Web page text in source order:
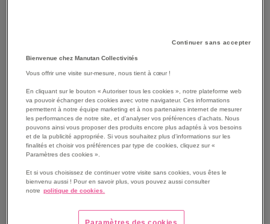
SKIP
BEGINNING
IMAGES
Les avantages
Améliorez votre posture et votre confort au bureau
comme à la maison avec le bras double pour écran et
ordinateur portable Leitz Ergo.
Il favorise l'alignement des yeux, réduit la tension au
niveau du cou et des épaules, pour une position
Peu encombrant, il convient parfaitement à des petits
Continuer sans accepter
Bienvenue chez Manutan Collectivités
Vous offrir une visite sur-mesure, nous tient à cœur !
En cliquant sur le bouton « Autoriser tous les cookies », notre plateforme web
va pouvoir échanger des cookies avec votre navigateur. Ces informations
permettent à notre équipe marketing et à nos partenaires internet de mesurer
les performances de notre site, et d'analyser vos préférences d'achats. Nous
pouvons ainsi vous proposer des produits encore plus adaptés à vos besoins
et de la publicité appropriée. Si vous souhaitez plus d'informations sur les
finalités et choisir vos préférences par type de cookies, cliquez sur «
Paramètres des cookies ».
Et si vous choisissez de continuer votre visite sans cookies, vous êtes le
bienvenu aussi ! Pour en savoir plus, vous pouvez aussi consulter
notre politique de cookies.